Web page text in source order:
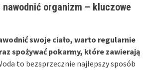
organizm – kluczowe
swoje ciało, warto regularnie
spożywać pokarmy, które zawierają
to bezsprzecznie najlepszy sposób